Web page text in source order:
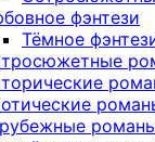
фэнтези
Тёмное